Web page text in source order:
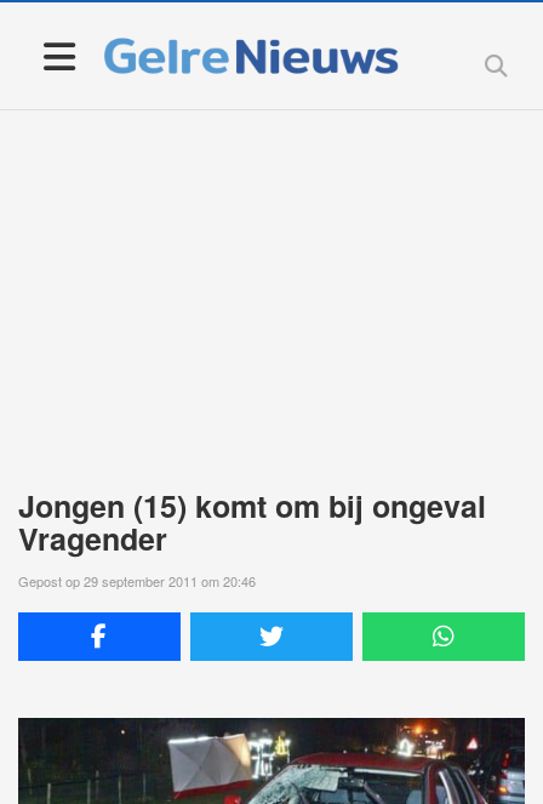
Jongen (15) komt om bij ongeval
Vragender
Gepost op 29 september 2011 om 20:46